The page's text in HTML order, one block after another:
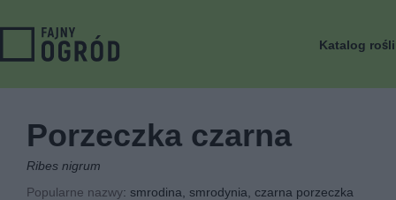
Katalog
Porzeczka czarna
Ribes nigrum
Popularne nazwy: smrodina, smrodynia, czarna porzeczka